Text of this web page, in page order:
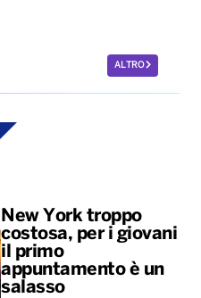
ALTRO
New York troppo
costosa, per i giovani
il primo
appuntamento è un
salasso